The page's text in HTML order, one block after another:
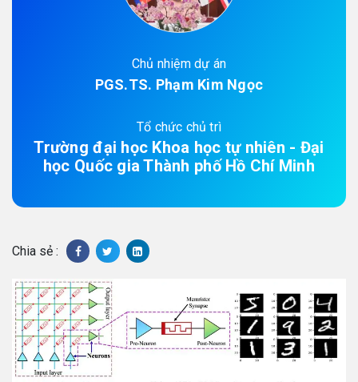
Chủ nhiệm dự án
PGS.TS. Phạm Kim Ngọc
Tổ chức chủ trì
Trường đại học Khoa học tự nhiên - Đại
học Quốc gia Thành phố Hồ Chí Minh
Chia sẻ :